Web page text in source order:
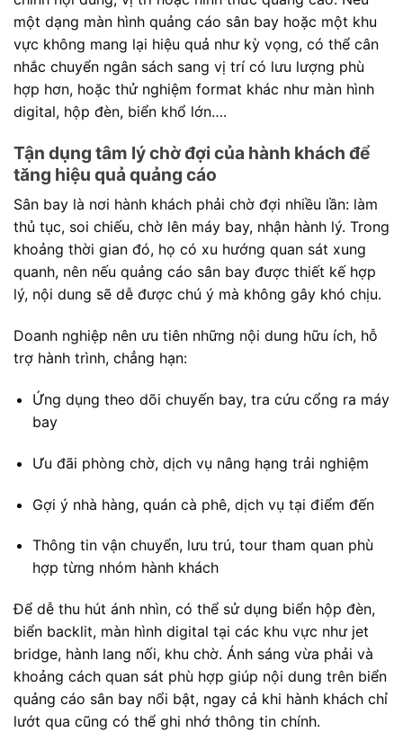
một dạng màn hình quảng cáo sân bay hoặc một khu
vực không mang lại hiệu quả như kỳ vọng, có thể cân
nhắc chuyển ngân sách sang vị trí có lưu lượng phù
hợp hơn, hoặc thử nghiệm format khác như màn hình
digital, hộp đèn, biển khổ lớn….
Tận dụng tâm lý chờ đợi của hành khách để
tăng hiệu quả quảng cáo
Sân bay là nơi hành khách phải chờ đợi nhiều lần: làm
thủ tục, soi chiếu, chờ lên máy bay, nhận hành lý. Trong
khoảng thời gian đó, họ có xu hướng quan sát xung
quanh, nên nếu quảng cáo sân bay được thiết kế hợp
lý, nội dung sẽ dễ được chú ý mà không gây khó chịu.
Doanh nghiệp nên ưu tiên những nội dung hữu ích, hỗ
trợ hành trình, chẳng hạn:
Ứng dụng theo dõi chuyến bay, tra cứu cổng ra máy
bay
Ưu đãi phòng chờ, dịch vụ nâng hạng trải nghiệm
Gợi ý nhà hàng, quán cà phê, dịch vụ tại điểm đến
Thông tin vận chuyển, lưu trú, tour tham quan phù
hợp từng nhóm hành khách
Để dễ thu hút ánh nhìn, có thể sử dụng biển hộp đèn,
biển backlit, màn hình digital tại các khu vực như jet
bridge, hành lang nối, khu chờ. Ánh sáng vừa phải và
khoảng cách quan sát phù hợp giúp nội dung trên biển
quảng cáo sân bay nổi bật, ngay cả khi hành khách chỉ
lướt qua cũng có thể ghi nhớ thông tin chính.